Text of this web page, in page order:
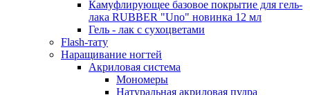
Камуфлирующее базовое покрытие для гель-
лака RUBBER "Uno" новинка 12 мл
Гель - лак с сухоцветами
Flash-тату
Наращивание ногтей
Акриловая система
Мономеры
Натуральная акриловая пудра